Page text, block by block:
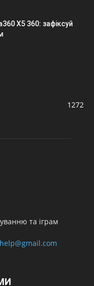
X5 360: зафіксуй
1272
та іграм